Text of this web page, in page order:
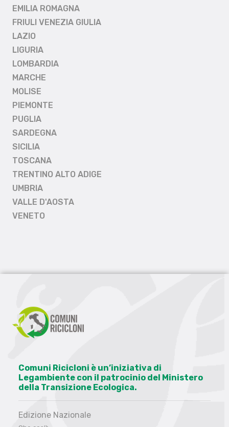
EMILIA ROMAGNA
FRIULI VENEZIA GIULIA
LAZIO
LIGURIA
LOMBARDIA
MARCHE
MOLISE
PIEMONTE
PUGLIA
SARDEGNA
SICILIA
TOSCANA
TRENTINO ALTO ADIGE
UMBRIA
VALLE D'AOSTA
VENETO
Comuni Ricicloni è un’iniziativa di
Legambiente con il patrocinio del Ministero
della Transizione Ecologica.
Edizione Nazionale